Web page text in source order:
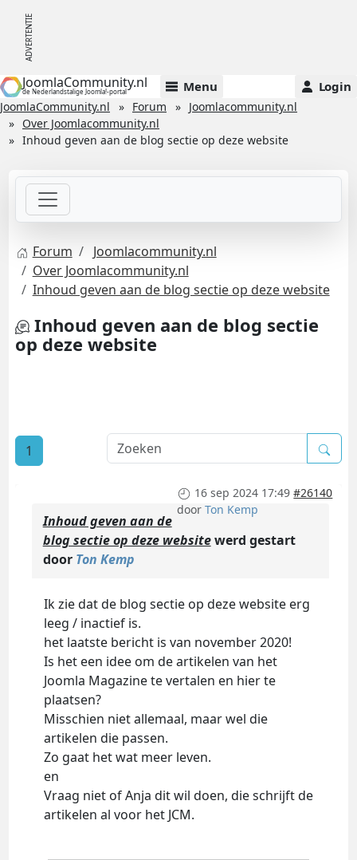
JoomlaCommunity.nl
de Nederlandstalige Joomla!-portal Menu Login
JoomlaCommunity.nl Forum
Joomlacommunity.nl
Over Joomlacommunity.nl
Inhoud geven aan de blog sectie op deze website
Forum
Joomlacommunity.nl
Over Joomlacommunity.nl
Inhoud geven aan de blog sectie op deze website
Inhoud geven aan de blog sectie
op deze website
1
16 sep 2024 17:49 #26140
doorTon Kemp
Inhoud geven aan de
blog sectie op deze websitewerd gestart
door Ton Kemp
Ik zie dat de blog sectie op deze website erg
leeg / inactief is.
het laatste bericht is van november 2020!
Is het een idee om de artikelen van het
Joomla Magazine te vertalen en hier te
plaatsen?
Misschien niet allemaal, maar wel die
artikelen die passen.
Zo gaat het wat meer leven.
en
Vraag niet of Anja dit wil doen, die schrijft de
artikelen al voor het JCM.